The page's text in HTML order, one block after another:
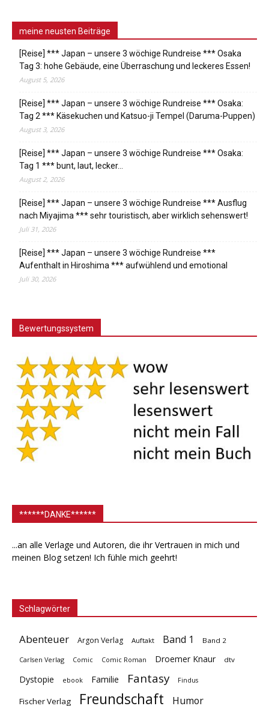
meine neusten Beiträge
[Reise] *** Japan – unsere 3 wöchige Rundreise *** Osaka
Tag 3: hohe Gebäude, eine Überraschung und leckeres Essen!
August 5, 2026
[Reise] *** Japan – unsere 3 wöchige Rundreise *** Osaka:
Tag 2 *** Käsekuchen und Katsuo-ji Tempel (Daruma-Puppen)
August 3, 2026
[Reise] *** Japan – unsere 3 wöchige Rundreise *** Osaka:
Tag 1 *** bunt, laut, lecker…
August 2, 2026
[Reise] *** Japan – unsere 3 wöchige Rundreise *** Ausflug
nach Miyajima *** sehr touristisch, aber wirklich sehenswert!
Juli 31, 2026
[Reise] *** Japan – unsere 3 wöchige Rundreise ***
Aufenthalt in Hiroshima *** aufwühlend und emotional
Juli 30, 2026
Bewertungssystem
******DANKE******
...an alle Verlage und Autoren, die ihr Vertrauen in mich und
meinen Blog setzen! Ich fühle mich geehrt!
Schlagwörter
Abenteuer Argon Verlag Auftakt Band 1 Band 2
Carlsen Verlag Comic Comic Roman Droemer Knaur dtv
Dystopie ebook Familie Fantasy Findus
Fischer Verlag Freundschaft Humor